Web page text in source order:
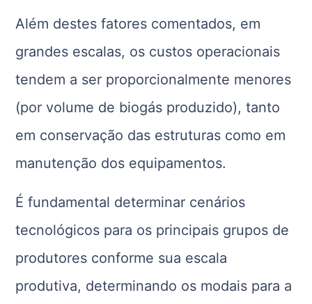
Além destes fatores comentados, em
grandes escalas, os custos operacionais
tendem a ser proporcionalmente menores
(por volume de biogás produzido), tanto
em conservação das estruturas como em
manutenção dos equipamentos.
É fundamental determinar cenários
tecnológicos para os principais grupos de
produtores conforme sua escala
produtiva, determinando os modais para a